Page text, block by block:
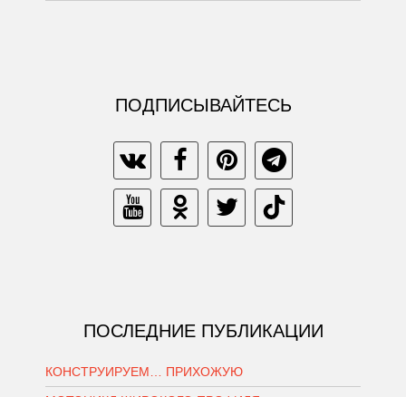
ПОДПИСЫВАЙТЕСЬ
ПОСЛЕДНИЕ ПУБЛИКАЦИИ
КОНСТРУИРУЕМ… ПРИХОЖУЮ